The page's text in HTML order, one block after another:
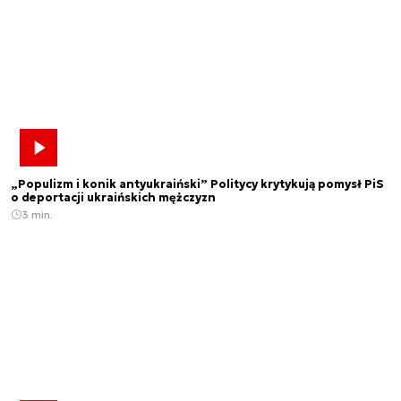
„Populizm i konik antyukraiński” Politycy krytykują pomysł PiS
o deportacji ukraińskich mężczyzn
3 min.